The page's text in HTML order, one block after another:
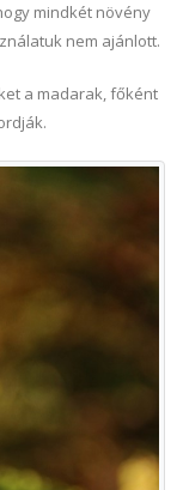
mindkét növény
nem ajánlott.
a madarak, főként